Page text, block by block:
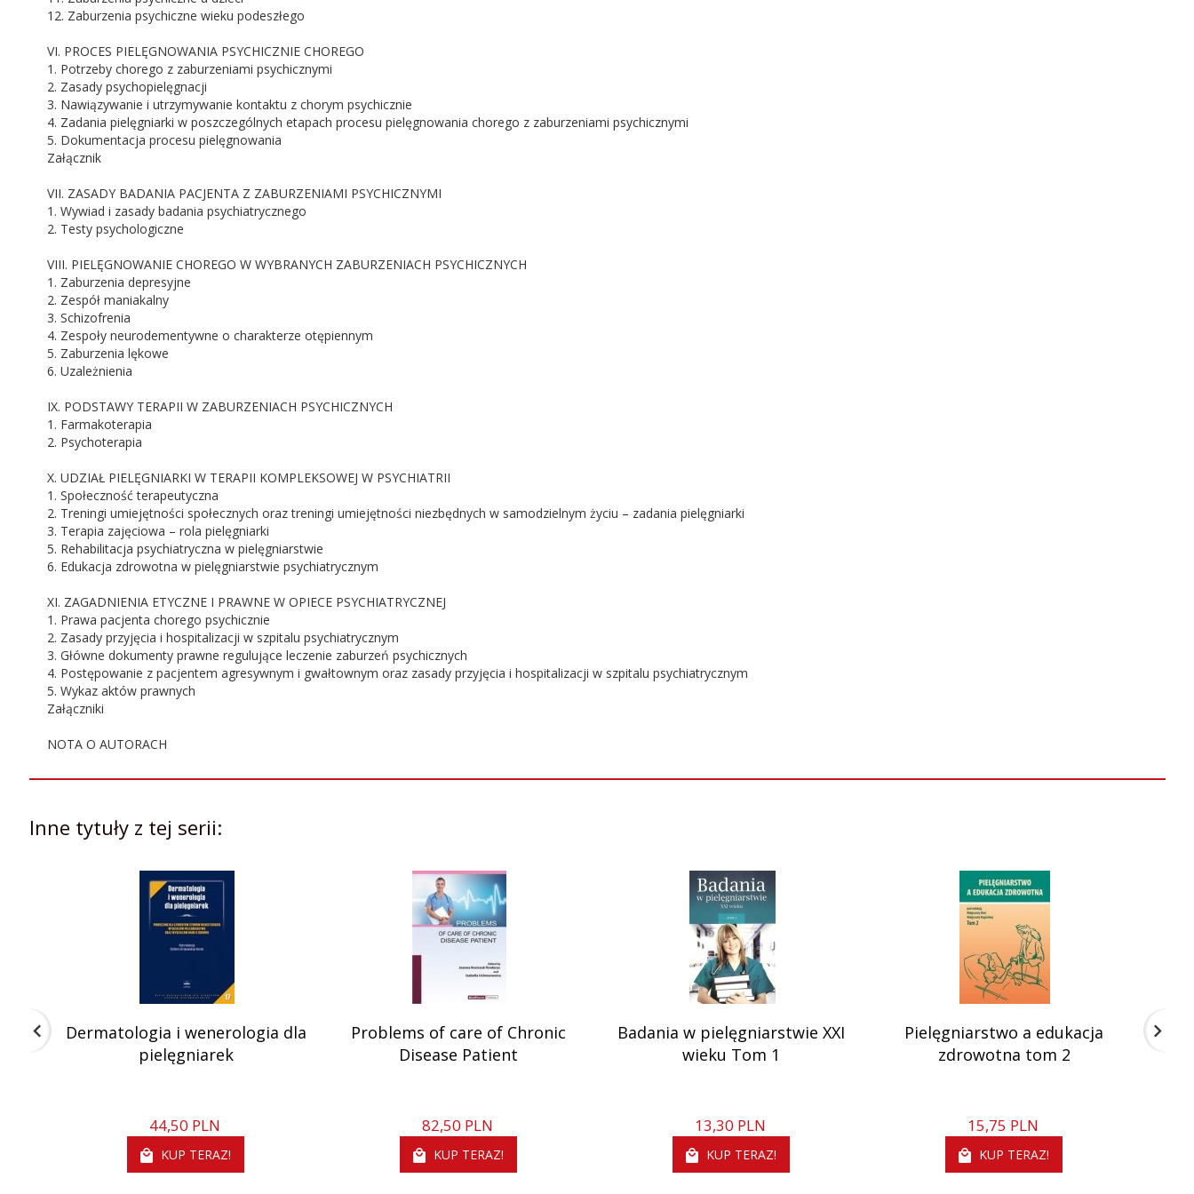
12. Zaburzenia psychiczne wieku podeszłego
VI. PROCES PIELĘGNOWANIA PSYCHICZNIE CHOREGO
1. Potrzeby chorego z zaburzeniami psychicznymi
2. Zasady psychopielęgnacji
3. Nawiązywanie i utrzymywanie kontaktu z chorym psychicznie
4. Zadania pielęgniarki w poszczególnych etapach procesu pielęgnowania chorego z zaburzeniami psychicznymi
5. Dokumentacja procesu pielęgnowania
Załącznik
VII. ZASADY BADANIA PACJENTA Z ZABURZENIAMI PSYCHICZNYMI
1. Wywiad i zasady badania psychiatrycznego
2. Testy psychologiczne
VIII. PIELĘGNOWANIE CHOREGO W WYBRANYCH ZABURZENIACH PSYCHICZNYCH
1. Zaburzenia depresyjne
2. Zespół maniakalny
3. Schizofrenia
4. Zespoły neurodementywne o charakterze otępiennym
5. Zaburzenia lękowe
6. Uzależnienia
IX. PODSTAWY TERAPII W ZABURZENIACH PSYCHICZNYCH
1. Farmakoterapia
2. Psychoterapia
X. UDZIAŁ PIELĘGNIARKI W TERAPII KOMPLEKSOWEJ W PSYCHIATRII
1. Społeczność terapeutyczna
2. Treningi umiejętności społecznych oraz treningi umiejętności niezbędnych w samodzielnym życiu – zadania pielęgniarki
3. Terapia zajęciowa – rola pielęgniarki
5. Rehabilitacja psychiatryczna w pielęgniarstwie
6. Edukacja zdrowotna w pielęgniarstwie psychiatrycznym
XI. ZAGADNIENIA ETYCZNE I PRAWNE W OPIECE PSYCHIATRYCZNEJ
1. Prawa pacjenta chorego psychicznie
2. Zasady przyjęcia i hospitalizacji w szpitalu psychiatrycznym
3. Główne dokumenty prawne regulujące leczenie zaburzeń psychicznych
4. Postępowanie z pacjentem agresywnym i gwałtownym oraz zasady przyjęcia i hospitalizacji w szpitalu psychiatrycznym
5. Wykaz aktów prawnych
Załączniki
NOTA O AUTORACH
Inne tytuły z tej serii:
Dermatologia i wenerologia dla
pielęgniarek
44,50 PLN
KUP TERAZ!
Problems of care of Chronic
Disease Patient
82,50 PLN
KUP TERAZ!
Badania w pielęgniarstwie XXI
wieku Tom 1
13,30 PLN
KUP TERAZ!
Pielęgniarstwo a edukacja
zdrowotna tom 2
15,75 PLN
KUP TERAZ!